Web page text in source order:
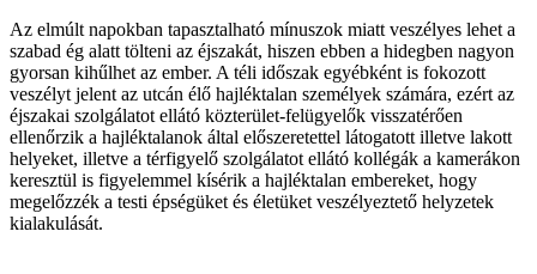
Az elmúlt napokban tapasztalható mínuszok miatt veszélyes lehet a
szabad ég alatt tölteni az éjszakát, hiszen ebben a hidegben nagyon
gyorsan kihűlhet az ember. A téli időszak egyébként is fokozott
veszélyt jelent az utcán élő hajléktalan személyek számára, ezért az
éjszakai szolgálatot ellátó közterület-felügyelők visszatérően
ellenőrzik a hajléktalanok által előszeretettel látogatott illetve lakott
helyeket, illetve a térfigyelő szolgálatot ellátó kollégák a kamerákon
keresztül is figyelemmel kísérik a hajléktalan embereket, hogy
megelőzzék a testi épségüket és életüket veszélyeztető helyzetek
kialakulását.